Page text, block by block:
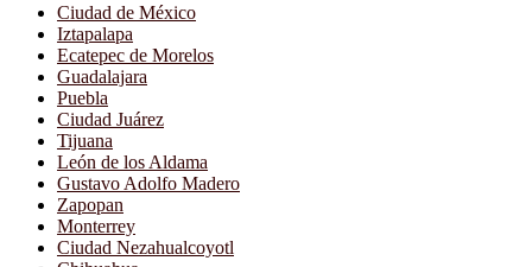
Ciudad de México
Iztapalapa
Ecatepec de Morelos
Guadalajara
Puebla
Ciudad Juárez
Tijuana
León de los Aldama
Gustavo Adolfo Madero
Zapopan
Monterrey
Ciudad Nezahualcoyotl